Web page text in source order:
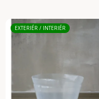
EXTERIÉR / INTERIÉR